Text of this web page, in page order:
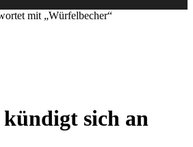
mit „Würfelbecher“
kündigt sich an